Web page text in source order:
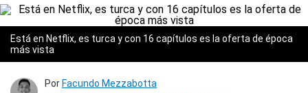
Está en Netflix, es turca y con 16 capítulos es la oferta de época
más vista
Por Facundo Mezzabotta